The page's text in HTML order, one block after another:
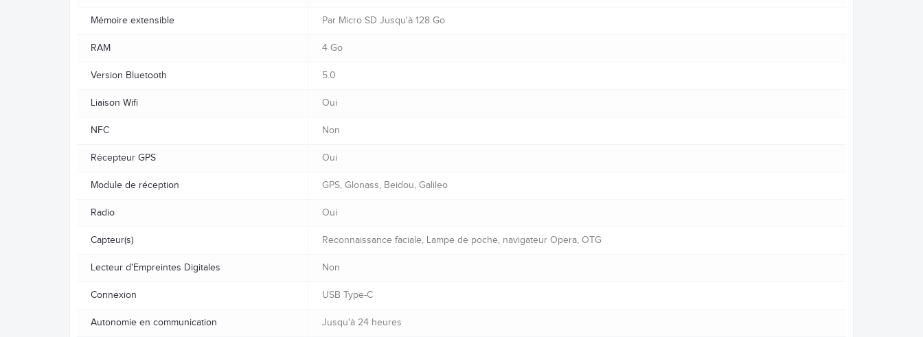
Mémoire extensible Par Micro SD Jusqu'à 128 Go
RAM 4 Go
Version Bluetooth 5.0
Liaison Wifi Oui
NFC Non
Récepteur GPS Oui
Module de réception GPS, Glonass, Beidou, Galileo
Radio Oui
Capteur(s) Reconnaissance faciale, Lampe de poche, navigateur Opera, OTG
Lecteur d'Empreintes Digitales Non
Connexion USB Type-C
Autonomie en communication Jusqu'à 24 heures